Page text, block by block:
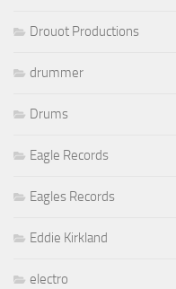
Drouot Productions
drummer
Drums
Eagle Records
Eagles Records
Eddie Kirkland
electro